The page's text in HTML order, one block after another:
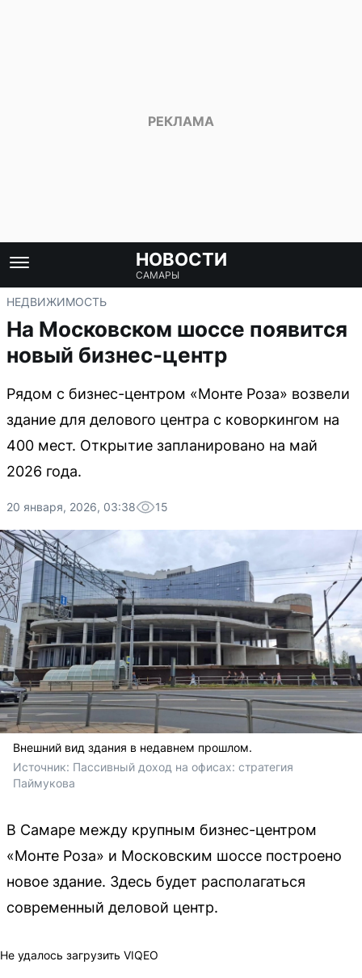
НОВОСТИ
САМАРЫ
НЕДВИЖИМОСТЬ
На Московском шоссе появится
новый бизнес-центр
Рядом с бизнес-центром «Монте Роза» возвели
здание для делового центра с коворкингом на
400 мест. Открытие запланировано на май
2026 года.
20 января, 2026, 03:38 15
Внешний вид здания в недавнем прошлом.
Источник: Пассивный доход на офисах: стратегия
Паймукова
В Самаре между крупным бизнес-центром
«Монте Роза» и Московским шоссе построено
новое здание. Здесь будет располагаться
современный деловой центр.
Не удалось загрузить VIQEO